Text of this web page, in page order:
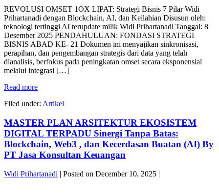
PT
Jasa
Konsultan
Keuangan
Prihartanadi
Status:
DRAF
INDUK
–
VERSI
CEK
&
VALIDASI
PT
Jasa
Keuangan
1OX
LIPAT
Strategi
Bisnis
7
Pilar
Widi
Prihartanadi
Blockchain,
dan
By
PT
Jasa
Konsultan
Keuangan
REVOLUSI OMSET 1OX LIPAT: Strategi Bisnis 7 Pilar Widi
Prihartanadi dengan Blockchain, AI, dan Keilahian Disusun oleh:
teknologi tertinggi AI terupdate milik Widi Prihartanadi Tanggal: 8
Desember 2025 PENDAHULUAN: FONDASI STRATEGI
BISNIS ABAD KE- 21 Dokumen ini menyajikan sinkronisasi,
perapihan, dan pengembangan strategis dari data yang telah
dianalisis, berfokus pada peningkatan omset secara eksponensial
melalui integrasi […]
Read moreREVOLUSI
1OX
Strategi
Bisnis
7
Pilar
Widi
dengan
Filed under: Artikel
MASTER PLAN ARSITEKTUR EKOSISTEM
DIGITAL TERPADU Sinergi Tanpa Batas:
Blockchain, Web3 , dan Kecerdasan Buatan (AI) By
PT Jasa Konsultan Keuangan
Widi Prihartanadi | Posted on December 10, 2025 |